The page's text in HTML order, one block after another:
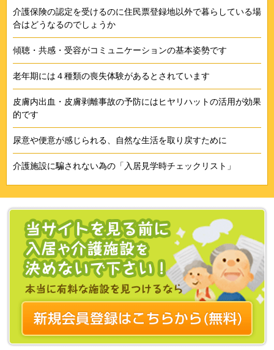
介護保険の認定を受けるのに住民票登録地以外で暮らしている場
合はどうなるのでしょうか
傾聴・共感・受容がコミュニケーションの基本姿勢です
老年期には４種類の喪失体験があるとされています
皮膚内出血・皮膚剥離事故の予防にはヒヤリハットの活用が効果
的です
尿意や便意が感じられる、自然な生活を取り戻すために
介護施設に騙されない為の「入居見学時チェックリスト」